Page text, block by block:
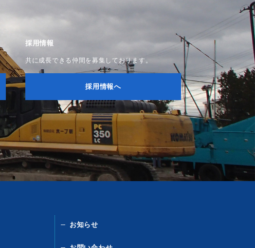
採用情報
共に成長できる仲間を募集しております。
採用情報へ
お知らせ